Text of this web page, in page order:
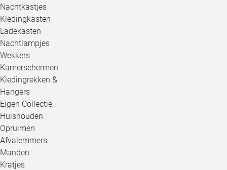
Nachtkastjes
Kledingkasten
Ladekasten
Nachtlampjes
Wekkers
Kamerschermen
Kledingrekken &
Hangers
Eigen Collectie
Huishouden
Opruimen
Afvalemmers
Manden
Kratjes